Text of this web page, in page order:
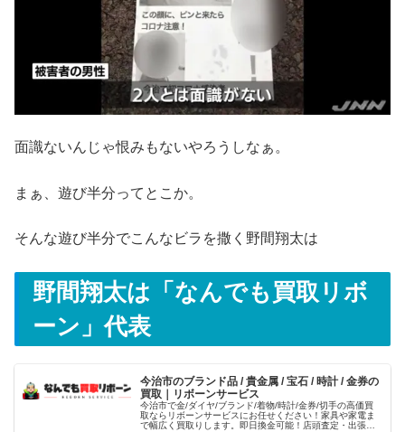
面識ないんじゃ恨みもないやろうしなぁ。
まぁ、遊び半分ってとこか。
そんな遊び半分でこんなビラを撒く野間翔太は
野間翔太は「なんでも買取リボ
ーン」代表
今治市のブランド品 / 貴金属 / 宝石 / 時計 / 金券の
買取｜リボーンサービス
今治市で金/ダイヤ/ブランド/着物/時計/金券/切手の高価買
取ならリボーンサービスにお任せください！家具や家電ま
で幅広く買取りします。即日換金可能！店頭査定・出張査